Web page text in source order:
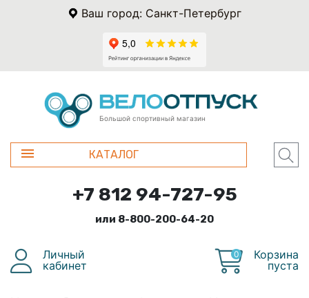
Ваш город: Санкт-Петербург
Большой спортивный магазин
КАТАЛОГ
+7 812 94-727-95
или 8-800-200-64-20
Личный
кабинет
0
Корзина
пуста